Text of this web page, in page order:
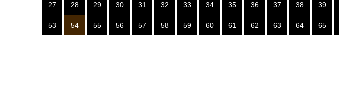
27 28 29 30 31 32 33 34 35 36 37 38 39
53 54 55 56 57 58 59 60 61 62 63 64 65